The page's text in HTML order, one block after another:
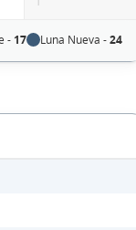
- 17 Luna Nueva -24